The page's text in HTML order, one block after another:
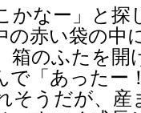
なー」と探
の赤い袋の中
箱のふたを開
で「あったー
そうだが、産